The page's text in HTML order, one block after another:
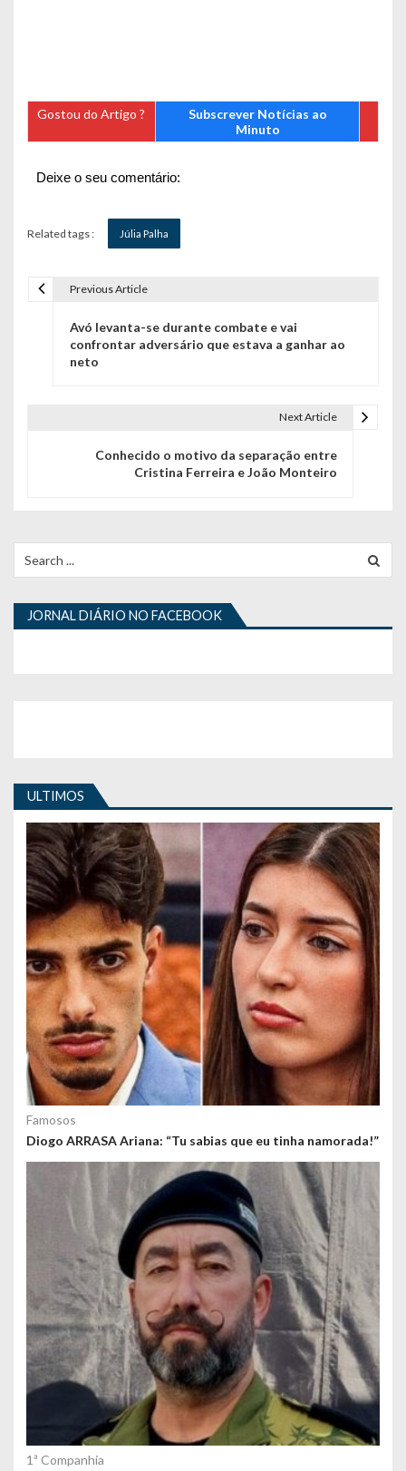
Gostou do Artigo ?
Subscrever Notícias ao
Minuto
Deixe o seu comentário:
Related tags : Júlia Palha
o
d
e
g
o
s
Previous Article
Avó levanta-se durante combate e vai
confrontar adversário que estava a ganhar ao
neto
Next Article
Conhecido o motivo da separação entre
Cristina Ferreira e João Monteiro
for:
JORNAL DIÁRIO NO FACEBOOK
ULTIMOS
Famosos
Diogo ARRASA Ariana: “Tu sabias que eu tinha namorada!”
1ª Companhia